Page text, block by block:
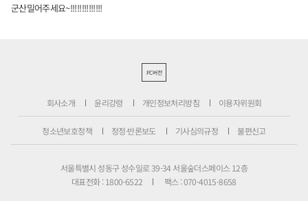
군산밀어주세요~!!!!!!!!!!!!!!
PC버전
회사소개 윤리강령 개인정보처리방침 이용자위원회
청소년보호정책 정정·반론보도 기사심의규정 불편신고
서울특별시 성동구 성수일로 39-34 서울숲더스페이스 12층
대표전화 : 1800-6522
팩스 : 070-4015-8658